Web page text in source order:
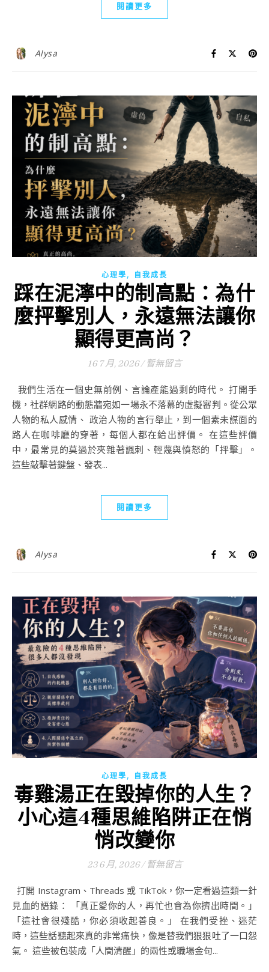
閱讀更多
Alysa
心理學, 自我成長
踩在泥濘中的制高點：為什
麼抨擊別人，永遠無法讓你
顯得更高尚？
16 7 月, 2026 / 暫無留言
我們生活在一個史無前例、言論產能過剩的時代。 打開手
機，社群網路的動態牆宛如一場永不落幕的虛擬審判。從公眾
人物的私人感情、 政治人物的言行舉止，到一個素未謀面的
路人在咖啡廳的穿著，每個人都在給出評價。 在這些評價
中，最常見的莫過於夾雜著諷刺、輕蔑與憤怒的「抨擊」。
這些敲擊著鍵盤、發表...
閱讀更多
Alysa
心理學, 自我成長
毒雞湯正在毀掉你的人生？
小心這4種思維陷阱正在悄
悄改變你
23 6 月, 2026 / 暫無留言
打開 Instagram、Threads 或 TikTok，你一定看過這類一針
見血的語錄： 「真正愛你的人，再忙也會為你擠出時間。」
「這社會很殘酷，你必須收起善良。」 在我們受挫、迷茫
時，這些話聽起來真的非常痛快，像是替我們狠狠吐了一口怨
氣。 這些被包裝成「人間清醒」的兩性或職場金句...